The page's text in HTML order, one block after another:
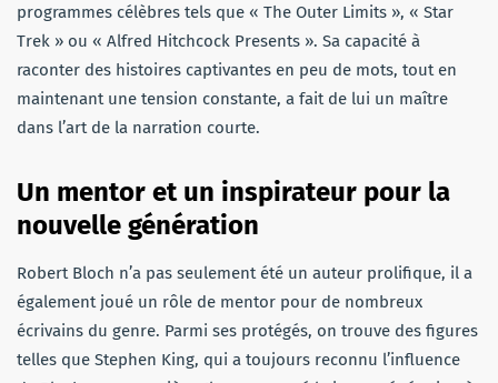
programmes célèbres tels que « The Outer Limits », « Star
Trek » ou « Alfred Hitchcock Presents ». Sa capacité à
raconter des histoires captivantes en peu de mots, tout en
maintenant une tension constante, a fait de lui un maître
dans l’art de la narration courte.
Un mentor et un inspirateur pour la
nouvelle génération
Robert Bloch n’a pas seulement été un auteur prolifique, il a
également joué un rôle de mentor pour de nombreux
écrivains du genre. Parmi ses protégés, on trouve des figures
telles que Stephen King, qui a toujours reconnu l’influence